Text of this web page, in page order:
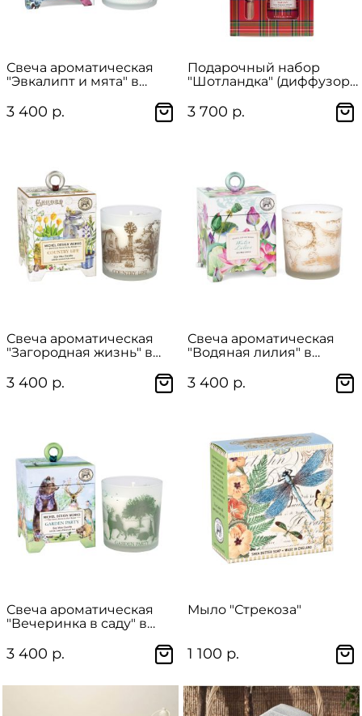
Свеча ароматическая
"Эвкалипт и мята" в
3 400 р.
Подарочный набор
"Шотландка" (диффузор
3 700 р.
Свеча ароматическая
"Загородная жизнь" в
3 400 р.
Свеча ароматическая
"Водяная лилия" в
3 400 р.
Свеча ароматическая
"Вечеринка в саду" в
3 400 р.
Мыло "Стрекоза"
1 100 р.